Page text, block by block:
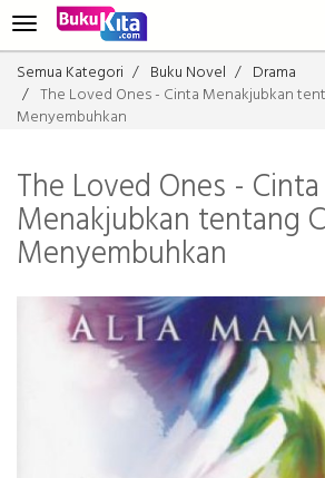
Semua Kategori Buku Novel
Drama
The Loved Ones - Cinta Menakjubkan
Menyembuhkan
The Loved Ones - Cinta
Menakjubkan tentang
Menyembuhkan